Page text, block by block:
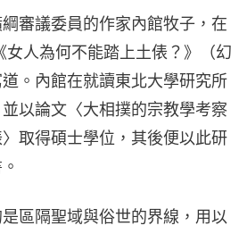
審議委員的作家內館牧子，在
女人為何不能踏上土俵？》（幻
。內館在就讀東北大學研究所
以論文〈大相撲的宗教學考察
取得碩士學位，其後便以此研
區隔聖域與俗世的界線，用以